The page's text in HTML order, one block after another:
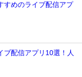
すめのライブ配信アプ
ブ配信アプリ10選！人